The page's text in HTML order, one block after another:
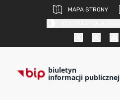
MAPA STRONY
biuletyn
informacji publicznej